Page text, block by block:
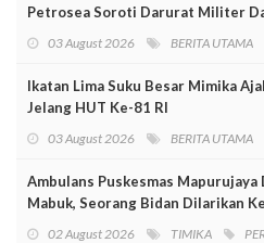
Petrosea Soroti Darurat Militer
03 August 2026 BERITA UTAMA
Ikatan Lima Suku Besar Mimika
Jelang HUT Ke-81 RI
03 August 2026 BERITA UTAMA
Ambulans Puskesmas
Mabuk, Seorang Bidan Dilarikan
02 August 2026 TIMIKA